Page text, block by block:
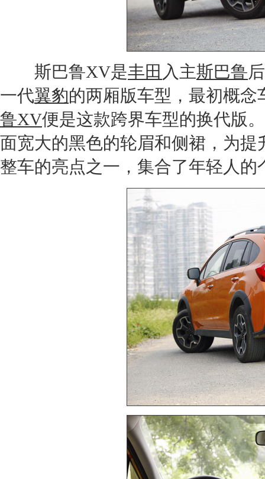
斯巴鲁XV是丰田 入主斯巴鲁
一代翼豹的两厢版车型，最初概念
鲁XV便是这款跨界车型的换代版
面宽大的黑色的轮眉和侧裙，为
整车的亮点之一，集合了年轻人的